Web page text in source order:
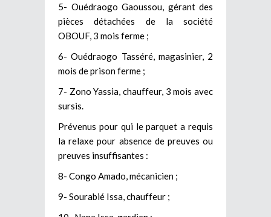
5- Ouédraogo Gaoussou, gérant des
pièces détachées de la société
OBOUF, 3 mois ferme ;
6- Ouédraogo Tasséré, magasinier, 2
mois de prison ferme ;
7- Zono Yassia, chauffeur, 3 mois avec
sursis.
Prévenus pour qui le parquet a requis
la relaxe pour absence de preuves ou
preuves insuffisantes :
8- Congo Amado, mécanicien ;
9- Sourabié Issa, chauffeur ;